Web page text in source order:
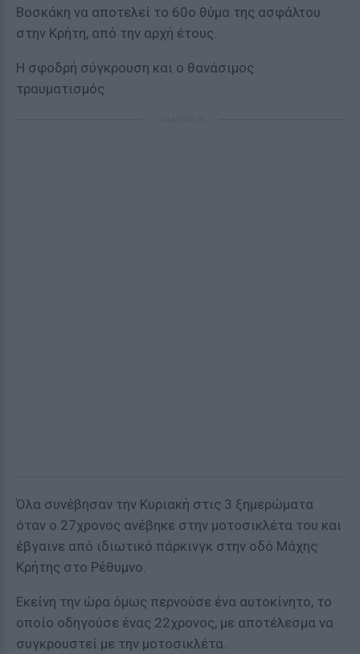
Βοσκάκη να αποτελεί το 60ο θύμα της ασφάλτου
στην Κρήτη, από την αρχή έτους.
Η σφοδρή σύγκρουση και ο θανάσιμος
τραυματισμός
Όλα συνέβησαν την Κυριακή στις 3 ξημερώματα
όταν ο 27χρονος ανέβηκε στην μοτοσικλέτα του και
έβγαινε από ιδιωτικό πάρκινγκ στην οδό Μάχης
Κρήτης στο Ρέθυμνο.
Εκείνη την ώρα όμως περνούσε ένα αυτοκίνητο, το
οποίο οδηγούσε ένας 22χρονος, με αποτέλεσμα να
συγκρουστεί με την μοτοσικλέτα.